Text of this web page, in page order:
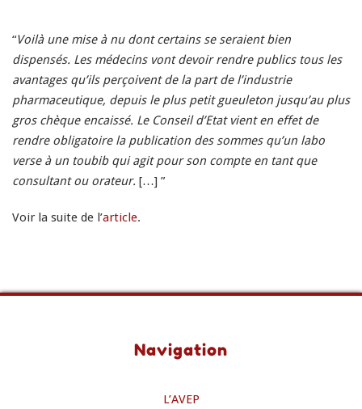
“Voilà une mise à nu dont certains se seraient bien
dispensés. Les médecins vont devoir rendre publics tous les
avantages qu’ils perçoivent de la part de l’industrie
pharmaceutique, depuis le plus petit gueuleton jusqu’au plus
gros chèque encaissé. Le Conseil d’Etat vient en effet de
rendre obligatoire la publication des sommes qu’un labo
verse à un toubib qui agit pour son compte en tant que
consultant ou orateur. […] ”
Voir la suite de l’article.
Navigation
L’AVEP